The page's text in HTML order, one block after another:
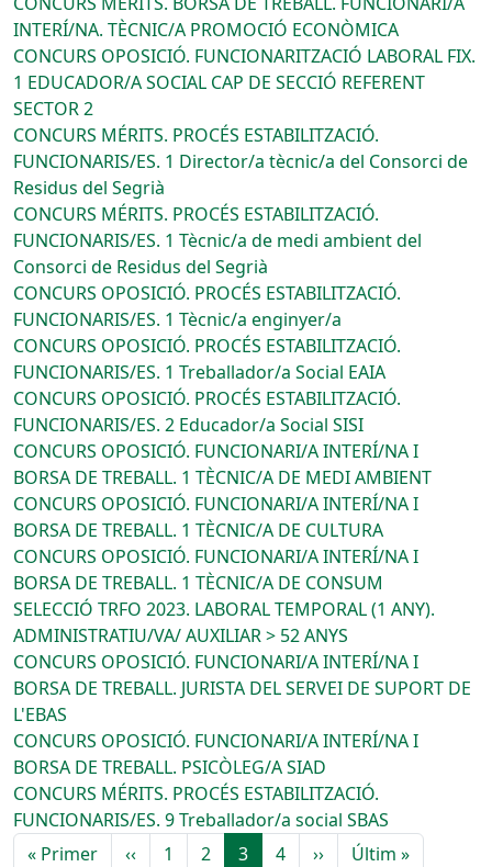
INTERÍ/NA. TÈCNIC/A PROMOCIÓ ECONÒMICA
CONCURS OPOSICIÓ. FUNCIONARITZACIÓ LABORAL FIX.
1 EDUCADOR/A SOCIAL CAP DE SECCIÓ REFERENT
SECTOR 2
CONCURS MÉRITS. PROCÉS ESTABILITZACIÓ.
FUNCIONARIS/ES. 1 Director/a tècnic/a del Consorci de
Residus del Segrià
CONCURS MÉRITS. PROCÉS ESTABILITZACIÓ.
FUNCIONARIS/ES. 1 Tècnic/a de medi ambient del
Consorci de Residus del Segrià
CONCURS OPOSICIÓ. PROCÉS ESTABILITZACIÓ.
FUNCIONARIS/ES. 1 Tècnic/a enginyer/a
CONCURS OPOSICIÓ. PROCÉS ESTABILITZACIÓ.
FUNCIONARIS/ES. 1 Treballador/a Social EAIA
CONCURS OPOSICIÓ. PROCÉS ESTABILITZACIÓ.
FUNCIONARIS/ES. 2 Educador/a Social SISI
CONCURS OPOSICIÓ. FUNCIONARI/A INTERÍ/NA I
BORSA DE TREBALL. 1 TÈCNIC/A DE MEDI AMBIENT
CONCURS OPOSICIÓ. FUNCIONARI/A INTERÍ/NA I
BORSA DE TREBALL. 1 TÈCNIC/A DE CULTURA
CONCURS OPOSICIÓ. FUNCIONARI/A INTERÍ/NA I
BORSA DE TREBALL. 1 TÈCNIC/A DE CONSUM
SELECCIÓ TRFO 2023. LABORAL TEMPORAL (1 ANY).
ADMINISTRATIU/VA/ AUXILIAR > 52 ANYS
CONCURS OPOSICIÓ. FUNCIONARI/A INTERÍ/NA I
BORSA DE TREBALL. JURISTA DEL SERVEI DE SUPORT DE
L'EBAS
CONCURS OPOSICIÓ. FUNCIONARI/A INTERÍ/NA I
BORSA DE TREBALL. PSICÒLEG/A SIAD
CONCURS MÉRITS. PROCÉS ESTABILITZACIÓ.
FUNCIONARIS/ES. 9 Treballador/a social SBAS
Paginació
« PrimerPrimera pàgina
‹‹Pàgina anterior
1 2 3 4 ››Pàgina següent
Últim »Última